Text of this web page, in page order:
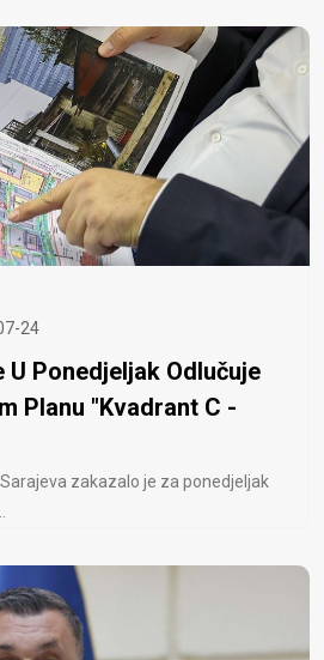
24
U Ponedjeljak Odlučuje
Planu "Kvadrant C -
zakazalo je za ponedjeljak